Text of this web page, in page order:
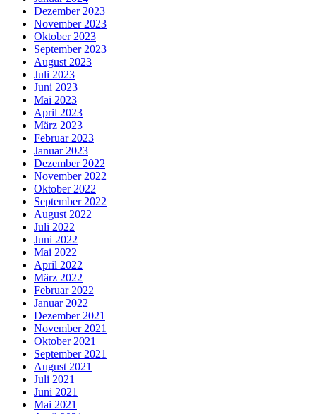
Dezember 2023
November 2023
Oktober 2023
September 2023
August 2023
Juli 2023
Juni 2023
Mai 2023
April 2023
März 2023
Februar 2023
Januar 2023
Dezember 2022
November 2022
Oktober 2022
September 2022
August 2022
Juli 2022
Juni 2022
Mai 2022
April 2022
März 2022
Februar 2022
Januar 2022
Dezember 2021
November 2021
Oktober 2021
September 2021
August 2021
Juli 2021
Juni 2021
Mai 2021